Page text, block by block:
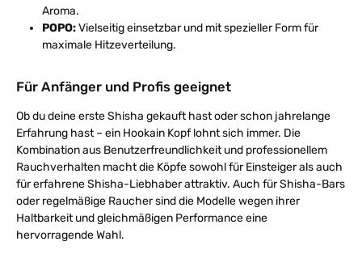
Aroma.
POPO:Vielseitig einsetzbar und mit spezieller Form für
maximale Hitzeverteilung.
Für Anfänger und Profis geeignet
Ob du deine erste Shisha gekauft hast oder schon jahrelange
Erfahrung hast – ein Hookain Kopf lohnt sich immer. Die
Kombination aus Benutzerfreundlichkeit und professionellem
Rauchverhalten macht die Köpfe sowohl für Einsteiger als auch
für erfahrene Shisha-Liebhaber attraktiv. Auch für Shisha-Bars
oder regelmäßige Raucher sind die Modelle wegen ihrer
Haltbarkeit und gleichmäßigen Performance eine
hervorragende Wahl.